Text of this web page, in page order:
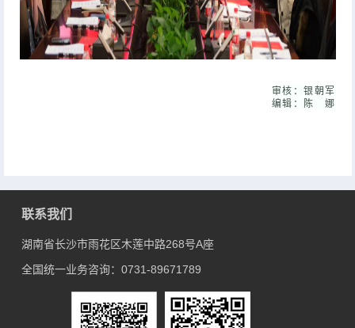
审核：银朝军
编辑：陈 娜
联系我们
湖南省长沙市雨花区木莲中路268号A座
全国统一业务咨询：0731-89671789